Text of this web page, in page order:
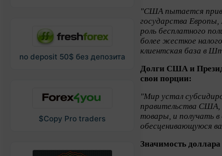
no deposit 50$ без депозита
$Copy Pro traders
"США пытается
государства
роль бесплатного
более жесткое
клиентская база в
Долги США и
свои порции:
"Мир устал
правительства США,
товары, и получать в
обесценивающуюся
Значимость